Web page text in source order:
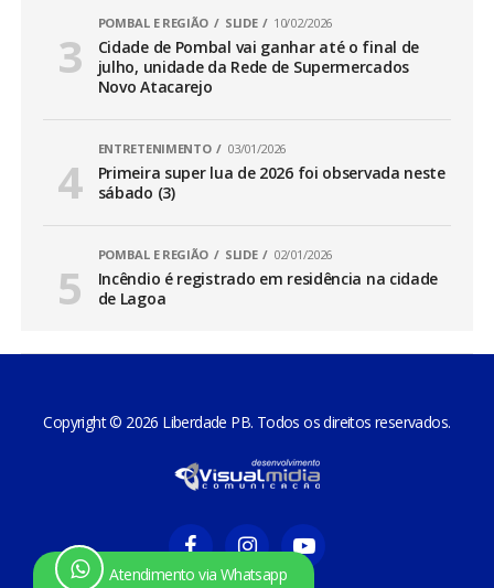
POMBAL E REGIÃO SLIDE 10/02/2026
Cidade de Pombal vai ganhar até o final de
julho, unidade da Rede de Supermercados
Novo Atacarejo
ENTRETENIMENTO 03/01/2026
Primeira super lua de 2026 foi observada neste
sábado (3)
POMBAL E REGIÃO SLIDE 02/01/2026
Incêndio é registrado em residência na cidade
de Lagoa
Atendimento via Whatsapp
Copyright © 2026 Liberdade PB. Todos os direitos reservados.